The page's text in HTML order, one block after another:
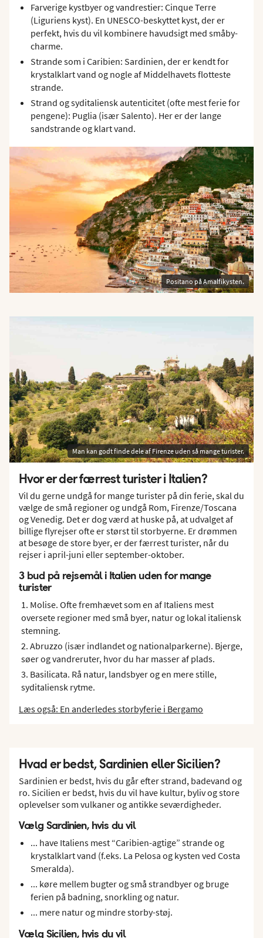
Farverige kystbyer og vandrestier: Cinque Terre
(Liguriens kyst). En UNESCO-beskyttet kyst, der er
perfekt, hvis du vil kombinere havudsigt med småby-
charme.
Strande som i Caribien: Sardinien, der er kendt for
krystalklart vand og nogle af Middelhavets flotteste
strande.
Strand og syditaliensk autenticitet (ofte mest ferie for
pengene): Puglia (især Salento). Her er der lange
sandstrande og klart vand.
Positano på Amalfikysten.
Man kan godt finde dele af Firenze uden så mange turister.
Hvor er der færrest turister i Italien?
Vil du gerne undgå for mange turister på din ferie, skal du
vælge de små regioner og undgå Rom, Firenze/Toscana
og Venedig. Det er dog værd at huske på, at udvalget af
billige flyrejser ofte er størst til storbyerne. Er drømmen
at besøge de store byer, er der færrest turister, når du
rejser i april-juni eller september-oktober.
3 bud på rejsemål i Italien uden for mange
turister
Molise. Ofte fremhævet som en af Italiens mest
oversete regioner med små byer, natur og lokal italiensk
stemning.
Abruzzo (især indlandet og nationalparkerne). Bjerge,
søer og vandreruter, hvor du har masser af plads.
Basilicata. Rå natur, landsbyer og en mere stille,
syditaliensk rytme.
Læs også: En anderledes storbyferie i Bergamo
Hvad er bedst, Sardinien eller Sicilien?
Sardinien er bedst, hvis du går efter strand, badevand og
ro. Sicilien er bedst, hvis du vil have kultur, byliv og store
oplevelser som vulkaner og antikke seværdigheder.
Vælg Sardinien, hvis du vil
... have Italiens mest “Caribien-agtige” strande og
krystalklart vand (f.eks. La Pelosa og kysten ved Costa
Smeralda).
... køre mellem bugter og små strandbyer og bruge
ferien på badning, snorkling og natur.
... mere natur og mindre storby-støj.
Vælg Sicilien, hvis du vil